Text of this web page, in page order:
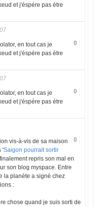
et j'éspére pas étre
0
en tout cas je
et j'éspére pas étre
0
en tout cas je
et j'éspére pas étre
0
vis-à-vis de sa maison
'Saigon pourrait sortir
repris son mal en
son blog myspace. Entre
la planète a signé chez
:
chose quand je suis sorti de